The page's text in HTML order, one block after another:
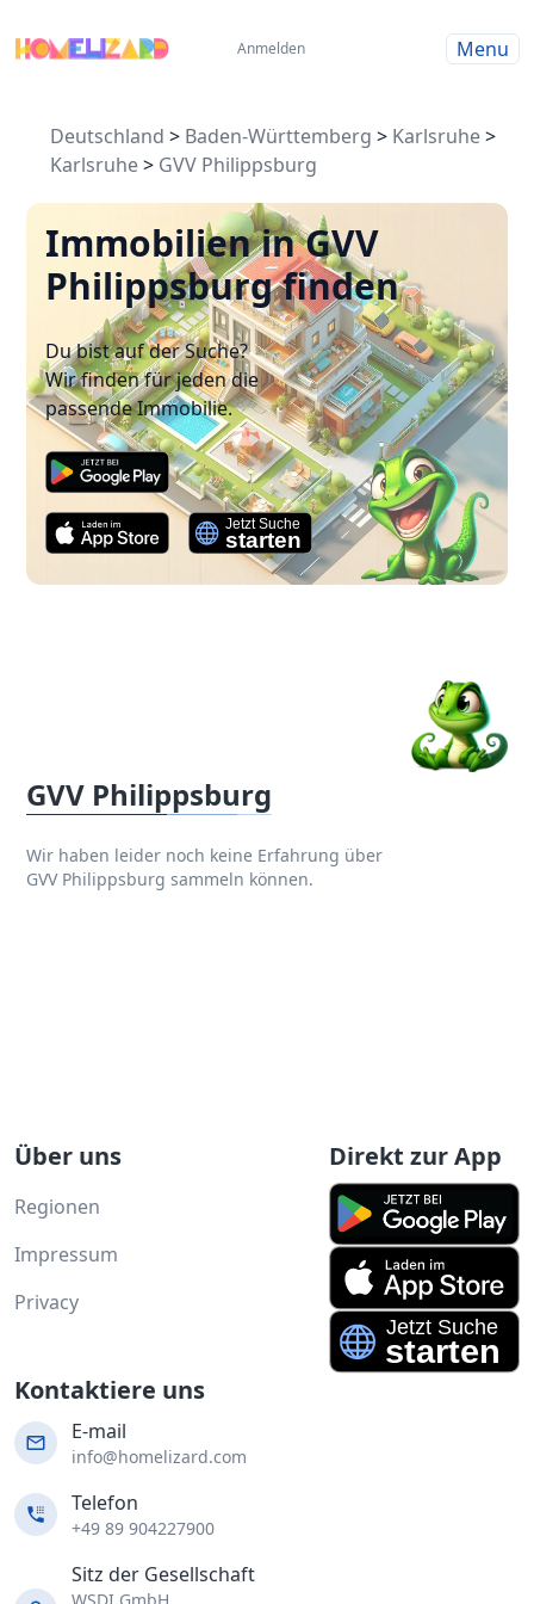
Anmelden Menu
Deutschland > Baden-Württemberg > Karlsruhe>
Karlsruhe> GVV Philippsburg
Immobilien in GVV
Philippsburg finden
Du bist auf der Suche?
Wir finden für jeden die
passende Immobilie.
GVV Philippsburg
Wir haben leider noch keine Erfahrung über
GVV Philippsburg sammeln können.
Über uns
Regionen
Impressum
Privacy
Direkt zur App
Kontaktiere uns
E-mail
info@homelizard.com
Telefon
+49 89 904227900
Sitz der Gesellschaft